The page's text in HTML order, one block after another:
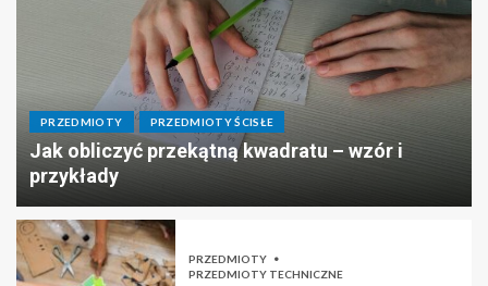
PRZEDMIOTY PRZEDMIOTY ŚCISŁE
Jak obliczyć przekątną kwadratu – wzór i
przykłady
PRZEDMIOTY
PRZEDMIOTY TECHNICZNE